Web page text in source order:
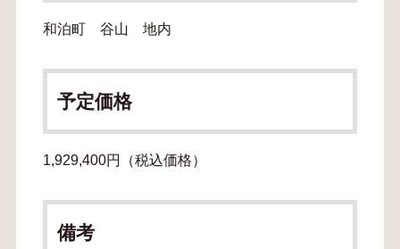
和泊町 谷山 地内
予定価格
1,929,400円（税込価格）
備考